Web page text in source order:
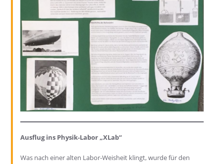
Ausflug ins Physik-Labor „XLab“
Was nach einer alten Labor-Weisheit klingt, wurde für den